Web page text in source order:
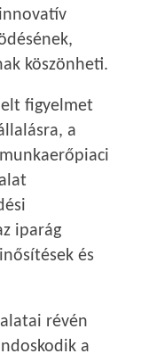
köszönheti.
figyelmet
a
iparág
és
révén
a